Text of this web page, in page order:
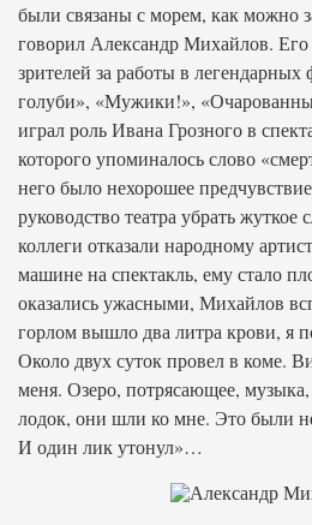
были связаны с морем, как можно
говорил Александр Михайлов.
зрителей за работы в
голуби», «Мужики!»,
играл роль Ивана Грозного в
которого упоминалось слово
него было нехорошее
руководство театра убрать жуткое
коллеги отказали народному
машине на спектакль, ему стало
оказались ужасными, Михайлов
горлом вышло два литра крови, я
Около двух суток провел в коме.
меня. Озеро, потрясающее,
лодок, они шли ко мне. Это были
И один лик утонул»…